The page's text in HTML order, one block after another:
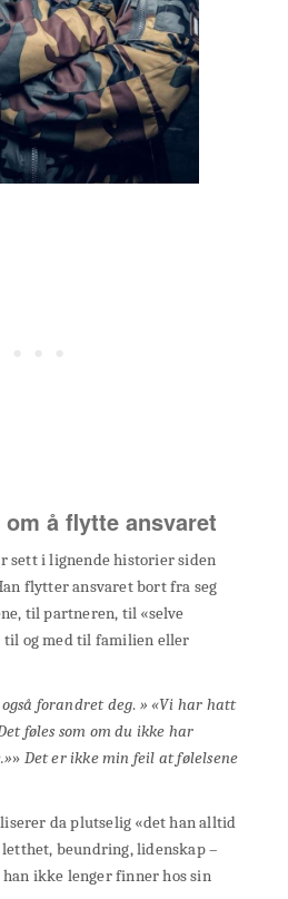
å flytte ansvaret
sett i lignende historier siden
flytter ansvaret bort fra seg
til partneren, til «selve
til og med til familien eller
forandret deg. » «Vi har hatt
føles som om du ikke har
» Det er ikke min feil at følelsene
da plutselig «det han alltid
letthet, beundring, lidenskap –
ikke lenger finner hos sin